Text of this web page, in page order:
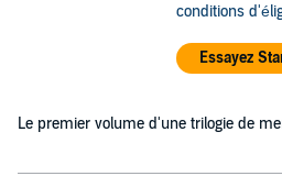
conditions
Essayez
Le premier volume d'une trilogie de